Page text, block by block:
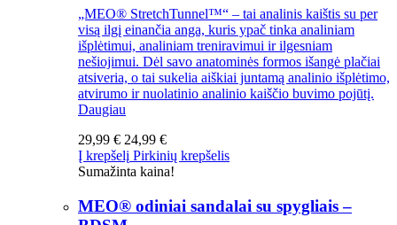
„MEO® StretchTunnel™“ – tai analinis kaištis su per
visą ilgį einančia anga, kuris ypač tinka analiniam
išplėtimui, analiniam treniravimui ir ilgesniam
nešiojimui. Dėl savo anatominės formos išangė plačiai
atsiveria, o tai sukelia aiškiai juntamą analinio išplėtimo,
atvirumo ir nuolatinio analinio kaiščio buvimo pojūtį.
Daugiau
29,99 € 24,99 €
Į krepšelį Pirkinių krepšelis
Sumažinta kaina!
MEO® odiniai sandalai su spygliais –